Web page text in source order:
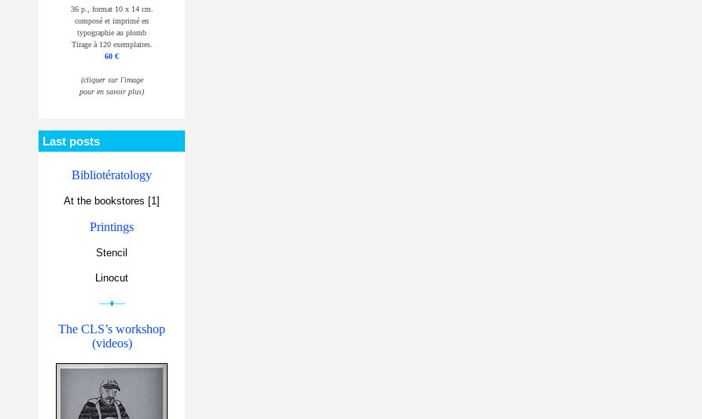
36 p., format 10 x 14 cm.
composé et imprimé en
typographie au plomb
Tirage à 120 exemplaires.
60 €
(cliquer sur l'image
pour en savoir plus)
Last posts
Bibliotératology
At the bookstores [1]
Printings
Stencil
Linocut
—♦—
The CLS’s workshop
(videos)